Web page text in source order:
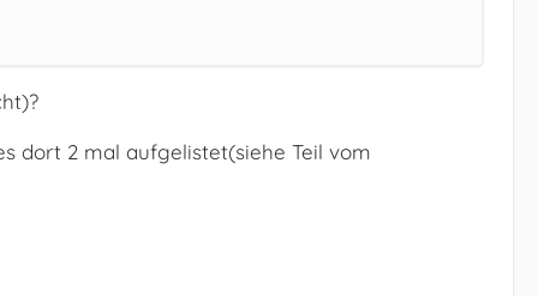
dort 2 mal aufgelistet(siehe Teil vom